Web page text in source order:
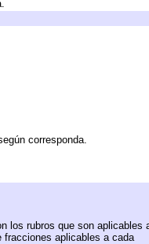
corresponda.
los rubros que son aplicables
fracciones aplicables a cada